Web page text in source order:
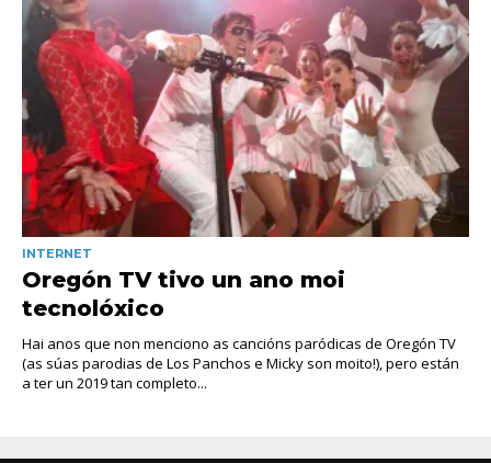
INTERNET
Oregón TV tivo un ano moi
tecnolóxico
Hai anos que non menciono as cancións paródicas de Oregón TV
(as súas parodias de Los Panchos e Micky son moito!), pero están
a ter un 2019 tan completo...